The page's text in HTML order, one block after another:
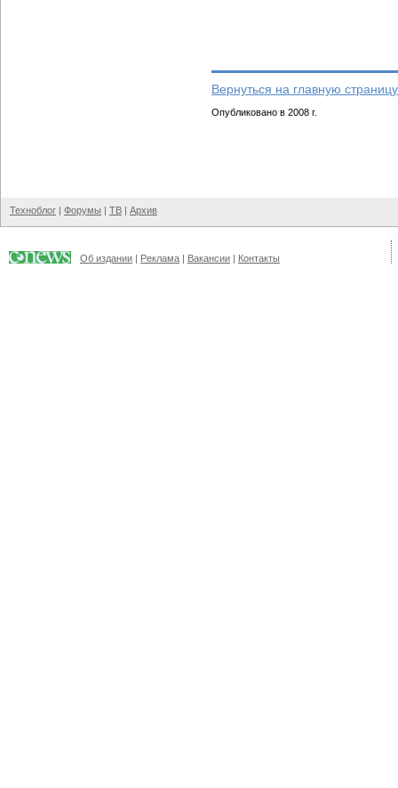
Вернуться на главную
Опубликовано в 2008 г.
Техноблог | Форумы | ТВ | Архив
Об издании | Реклама | Вакансии | Контакты